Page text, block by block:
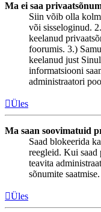
Ma ei saa
Siin võib olla
või sisseloginud.
keelanud
foorumis. 3.)
keelanud just
informatsiooni
administraatori
Üles
Ma saan soovimatuid
Saad blokeerida
reegleid. Kui
teavita
sõnumite saatmise.
Üles